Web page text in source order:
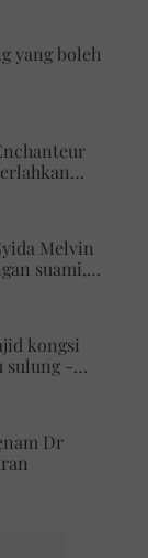
yang boleh
Melvin
suami,
kongsi
sulung -
Dr